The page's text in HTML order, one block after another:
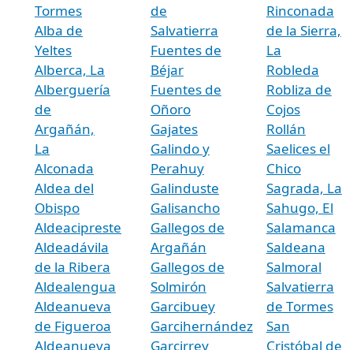
Tormes
Alba de
Yeltes
Alberca, La
Alberguería
de
Argañán,
La
Alconada
Aldea del
Obispo
Aldeacipreste
Aldeadávila
de la Ribera
Aldealengua
Aldeanueva
de Figueroa
Aldeanueva
de
Salvatierra
Fuentes de
Béjar
Fuentes de
Oñoro
Gajates
Galindo y
Perahuy
Galinduste
Galisancho
Gallegos de
Argañán
Gallegos de
Solmirón
Garcibuey
Garcihernández
Garcirrey
Rinconada
de la Sierra,
La
Robleda
Robliza de
Cojos
Rollán
Saelices el
Chico
Sagrada, La
Sahugo, El
Salamanca
Saldeana
Salmoral
Salvatierra
de Tormes
San
Cristóbal de